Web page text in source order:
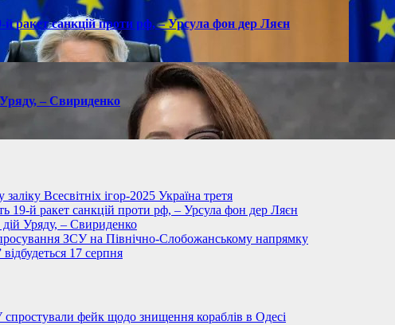
й ракет санкцій проти рф, – Урсула фон дер Ляєн
– Свириденко
Всесвітніх ігор-2025 Україна третя
19-й ракет санкцій проти рф, – Урсула фон дер Ляєн
Уряду, – Свириденко
ЗСУ на Північно-Слобожанському напрямку
відбудеться 17 серпня
фейк щодо знищення кораблів в Одесі